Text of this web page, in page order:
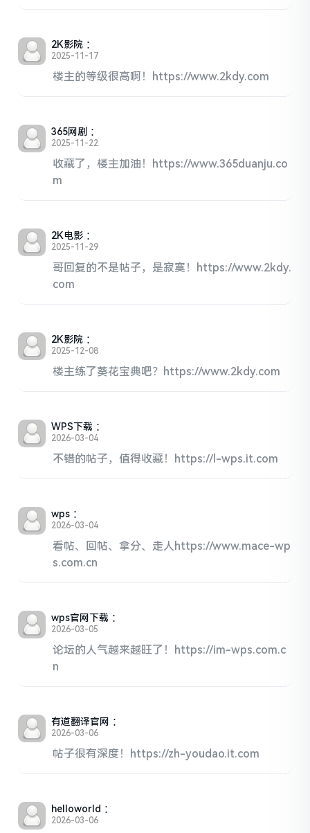
2K影院 ：
2025-11-17
楼主的等级很高啊！https://www.2kdy.com
365网剧 ：
2025-11-22
收藏了，楼主加油！https://www.365duanju.co
m
2K电影 ：
2025-11-29
哥回复的不是帖子，是寂寞！https://www.2kdy.
com
2K影院 ：
2025-12-08
楼主练了葵花宝典吧？https://www.2kdy.com
WPS下载 ：
2026-03-04
不错的帖子，值得收藏！https://l-wps.it.com
wps ：
2026-03-04
看帖、回帖、拿分、走人https://www.mace-wp
s.com.cn
wps官网下载 ：
2026-03-05
论坛的人气越来越旺了！https://im-wps.com.c
n
有道翻译官网 ：
2026-03-06
帖子很有深度！https://zh-youdao.it.com
helloworld ：
2026-03-06